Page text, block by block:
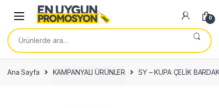
navigation
content
0
Ara:
Ana Sayfa KAMPANYALI ÜRÜNLER SY – KUPA ÇELİK